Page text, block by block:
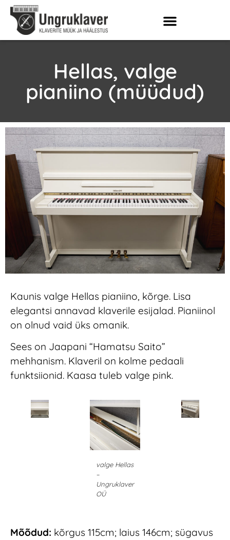
Hellas, valge
pianiino (müüdud)
Kaunis valge Hellas pianiino, kõrge. Lisa
elegantsi annavad klaverile esijalad. Pianiinol
on olnud vaid üks omanik.
Sees on Jaapani “Hamatsu Saito”
mehhanism. Klaveril on kolme pedaali
funktsiionid. Kaasa tuleb valge pink.
valge Hellas
–
Ungruklaver
OÜ
Mõõdud: kõrgus 115cm; laius 146cm; sügavus